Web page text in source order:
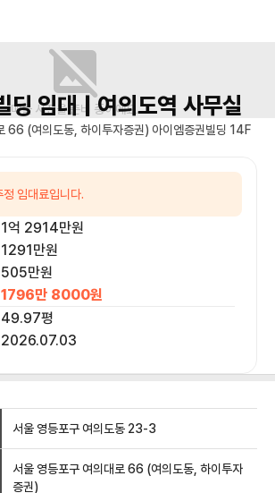
매물 사진을 준비 중이에요.
딩임대 | 여의도역 사무실
66 (여의도동, 하이투자증권) 아이엠증권빌딩 14F
임대료입니다.
1억 2914만원
1291만원
505만원
1796만 8000원
49.97평
2026.07.03
서울 영등포구 여의도동 23-3
서울 영등포구 여의대로 66 (여의도동, 하이투자
증권)